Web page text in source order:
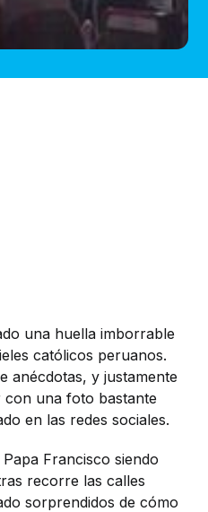
una huella imborrable
católicos peruanos.
anécdotas, y justamente
con una foto bastante
en las redes sociales.
Francisco siendo
recorre las calles
sorprendidos de cómo